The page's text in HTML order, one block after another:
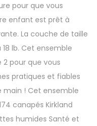
pour que vous
enfant est prêt à
La couche de taille
lb. Cet ensemble
pour que vous
pratiques et fiables
main ! Cet ensemble
canapés Kirkland
humides Santé et